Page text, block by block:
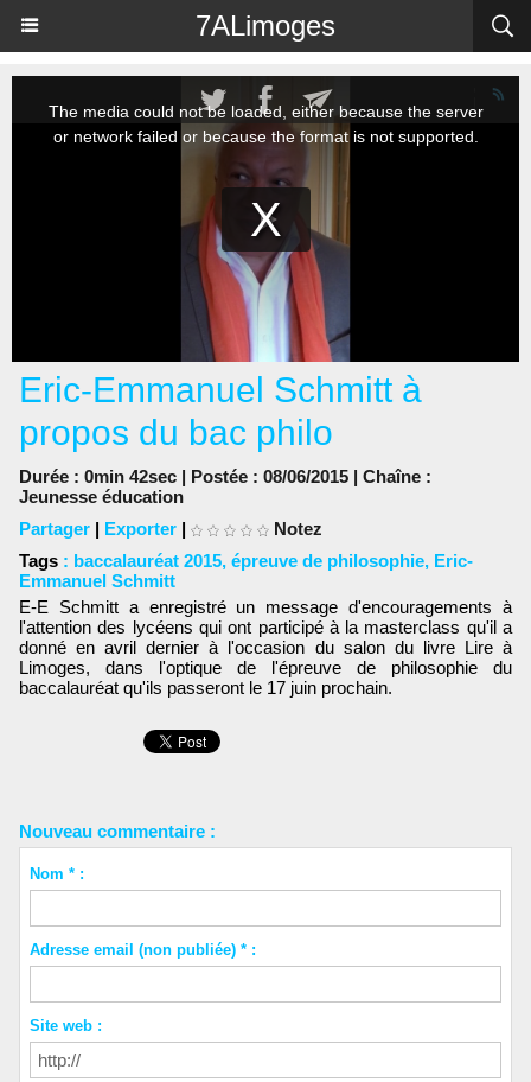
7ALimoges
Eric-Emmanuel Schmitt à
propos du bac philo
Durée : 0min 42sec | Postée : 08/06/2015 | Chaîne :
Jeunesse éducation
Partager | Exporter |
Notez
Tags : baccalauréat 2015, épreuve de philosophie, Eric-
Emmanuel Schmitt
E-E Schmitt a enregistré un message d'encouragements à
l'attention des lycéens qui ont participé à la masterclass qu'il a
donné en avril dernier à l'occasion du salon du livre Lire à
Limoges, dans l'optique de l'épreuve de philosophie du
baccalauréat qu'ils passeront le 17 juin prochain.
Nouveau commentaire :
Nom * :
Adresse email (non publiée) * :
Site web :